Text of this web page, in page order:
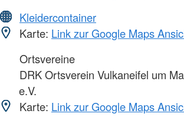
Kleidercontainer
Karte: Link zur Google Maps
Ortsvereine
DRK Ortsverein Vulkaneifel um
e.V.
Karte: Link zur Google Maps